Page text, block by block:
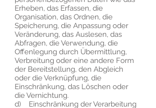
Erheben, das Erfassen, die
Organisation, das Ordnen, die
Speicherung, die Anpassung oder
Veränderung, das Auslesen, das
Abfragen, die Verwendung, die
Offenlegung durch Übermittlung,
Verbreitung oder eine andere Form
der Bereitstellung, den Abgleich
oder die Verknüpfung, die
Einschränkung, das Löschen oder
die Vernichtung.
d) Einschränkung der Verarbeitung